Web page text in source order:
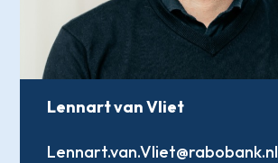
Lennart van Vliet
Lennart.van.Vliet@rabobank.nl